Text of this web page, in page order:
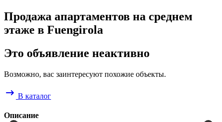
Продажа апартаментов на среднем
этаже в Fuengirola
Это объявление неактивно
Возможно, вас заинтересуют похожие объекты.
В каталог
Описание